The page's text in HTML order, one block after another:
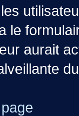
le
aurait